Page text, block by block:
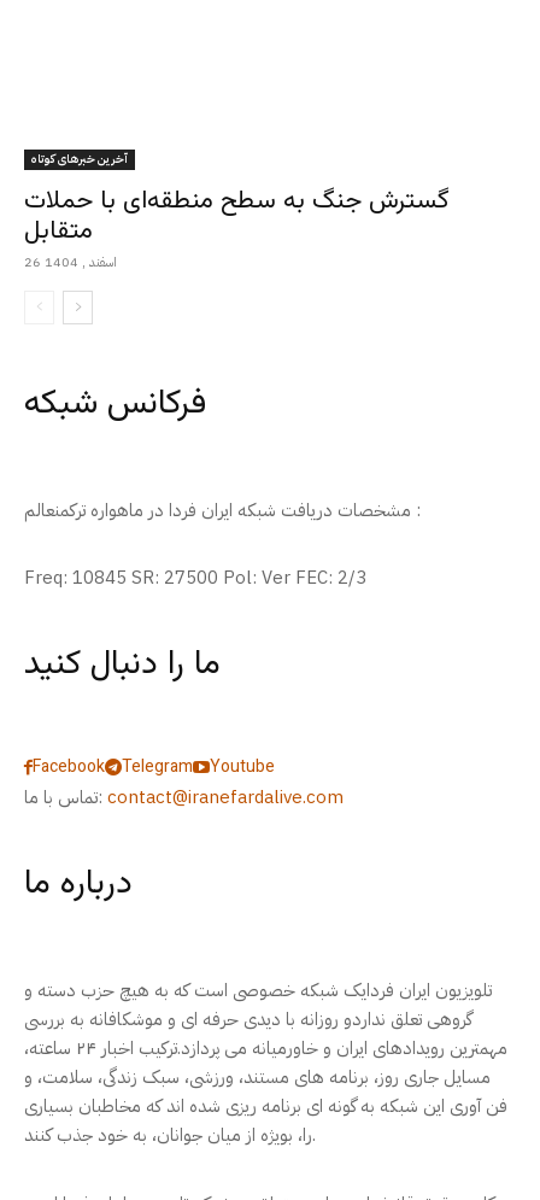
آخرین خبرهای کوتاه
گسترش جنگ به سطح منطقه‌ای با حملات
متقابل
26 اسفند , 1404
فرکانس شبکه
مشخصات دریافت شبکه ایران فردا در ماهواره ترکمنعالم :
Freq: 10845 SR: 27500 Pol: Ver FEC: 2/3
ما را دنبال کنید
Facebook Telegram
Youtube
تماس با ما: contact@iranefardalive.com
درباره ما
تلویزیون ایران فردایک شبکه خصوصی است که به هیچ حزب دسته و
گروهی تعلق نداردو روزانه با دیدی حرفه ای و موشکافانه به بررسی
مهمترین رویدادهای ایران و خاورمیانه می پردازد.ترکیب اخبار ۲۴ ساعته،
مسایل جاری روز، برنامه های مستند، ورزشی، سبک زندگی، سلامت، و
فن آوری این شبکه به گونه ای برنامه ریزی شده اند که مخاطبان بسیاری
را، بویژه از میان جوانان، به خود جذب کنند.